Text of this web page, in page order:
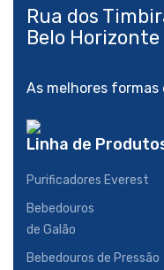
Rua dos
As melhores formas
Linha de
Purificadores Everest
Bebedouros
de Galão
Bebedouros de Pressão